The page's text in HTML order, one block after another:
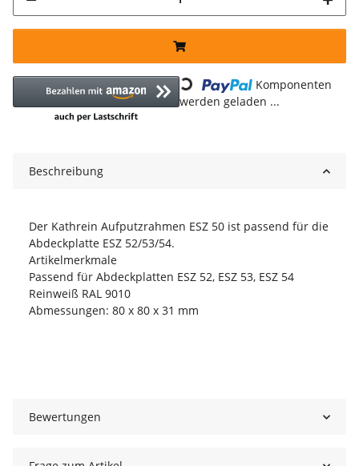
Loading...
Komponenten
werden geladen ...
Beschreibung
Der Kathrein Aufputzrahmen ESZ 50 ist passend für die
Abdeckplatte ESZ 52/53/54.
Artikelmerkmale
Passend für Abdeckplatten ESZ 52, ESZ 53, ESZ 54
Reinweiß RAL 9010
Abmessungen: 80 x 80 x 31 mm
Bewertungen